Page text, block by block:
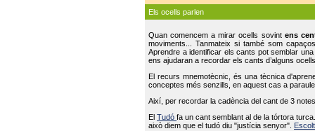
Els ocells parlen
Quan comencem a mirar ocells sovint ens
moviments... Tanmateix si també som
Aprendre a identificar els cants pot semblar
ens ajudaran a recordar els cants d’alguns
El recurs mnemotècnic, és una tècnica
conceptes més senzills, en aquest cas a
Així, per recordar la cadència del cant de 3
ElTudófa un cant semblant al de la tórtora
això diem que el tudó diu "justícia senyor".